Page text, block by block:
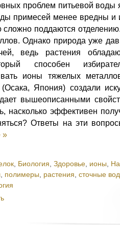
проблем питьевой воды
примесей менее вредны и
сложно поддаются
Однако природа уже
ведь растения
способен
ионы тяжелых
(Осака, Япония) создали
вышеописанными
насколько эффективен
Ответы на эти
»
, Биология, Здоровье, ионы,
, полимеры, растения, сточные